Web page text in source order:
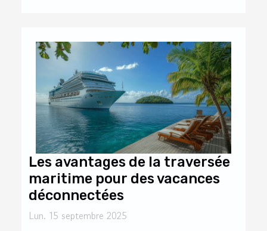
Les avantages de la traversée
maritime pour des vacances
déconnectées
Lun. 15 septembre 2025